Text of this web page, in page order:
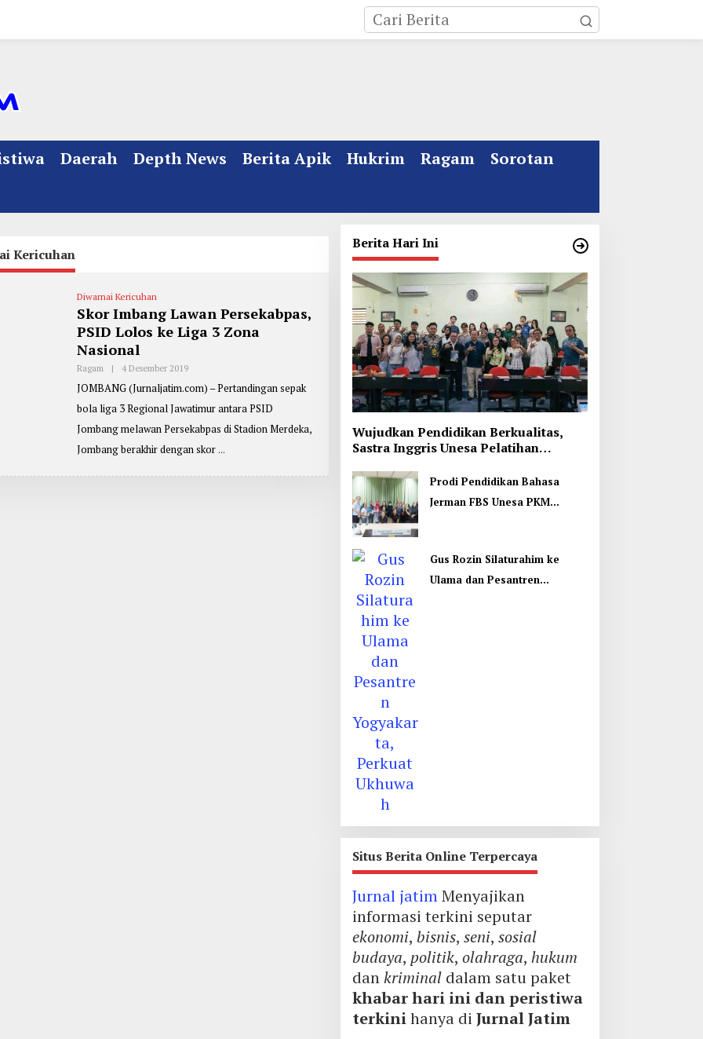
Daerah Depth News Berita Apik Hukrim Ragam
Sorotan
Kericuhan
Diwarnai Kericuhan
Skor Imbang Lawan Persekabpas,
PSID Lolos ke Liga 3 Zona
Nasional
Ragam | 4 Desember 2019O
E
R
E
P
O
R
E
JOMBANG (Jurnaljatim.com) – Pertandingan sepak
bola liga 3 Regional Jawatimur antara PSID
Jombang melawan Persekabpas di Stadion Merdeka,
Jombang berakhir dengan skor
Berita Hari Ini
Wujudkan Pendidikan Berkualitas,
Sastra Inggris Unesa Pelatihan
Prodi Pendidikan Bahasa
Jerman FBS Unesa PKM
Gus Rozin Silaturahim ke
Ulama dan Pesantren
Situs Berita Online Terpercaya
Jurnal jatimMenyajikan
informasi terkini seputar
ekonomi, bisnis, seni, sosial
budaya, politik, olahraga, hukum
dankriminaldalam satu paket
khabar hari ini dan peristiwa
terkinihanya di Jurnal Jatim